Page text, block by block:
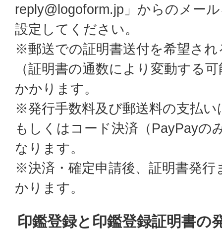
reply@logoform.jp」からのメー
設定してください。
※郵送での証明書送付を希望され
（証明書の通数により変動する
かかります。
※発行手数料及び郵送料の支払
もしくはコード決済（PayPayの
なります。
※決済・確定申請後、証明書発行
かります。
印鑑登録と印鑑登録証明書の